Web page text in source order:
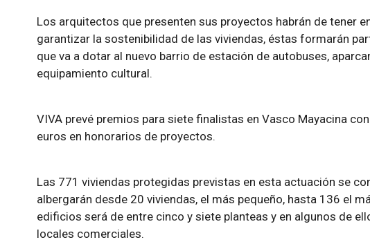
Los arquitectos que presenten sus proyectos habrán de tener
garantizar la sostenibilidad de las viviendas, éstas formarán
que va a dotar al nuevo barrio de estación de autobuses,
equipamiento cultural.
VIVA prevé premios para siete finalistas en Vasco Mayacina
euros en honorarios de proyectos.
Las 771 viviendas protegidas previstas en esta actuación se
albergarán desde 20 viviendas, el más pequeño, hasta 136 el
edificios será de entre cinco y siete planteas y en algunos de
locales comerciales.